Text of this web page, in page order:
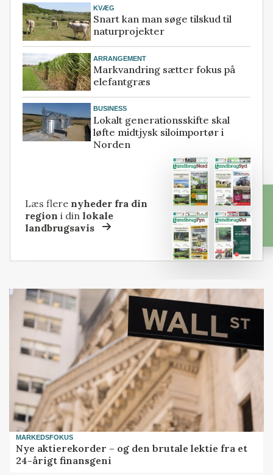
KVÆG
Snart kan man søge tilskud til
naturprojekter
ARRANGEMENT
Markvandring sætter fokus på
elefantgræs
BUSINESS
Lokalt generationsskifte skal
løfte midtjysk siloimportør i
Norden
Læs flere nyheder fra din
region i dinlokale
landbrugsavis
MARKEDSFOKUS
Nye aktierekorder – og den brutale lektie fra et
24-årigt finansgeni